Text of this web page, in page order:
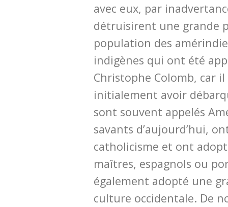
avec eux, par
détruisirent une grande
population des
indigènes qui ont été
Christophe Colomb, car
initialement avoir
sont souvent appelés
savants d’aujourd’hui,
catholicisme et ont
maîtres, espagnols ou
également adopté une
culture occidentale. De